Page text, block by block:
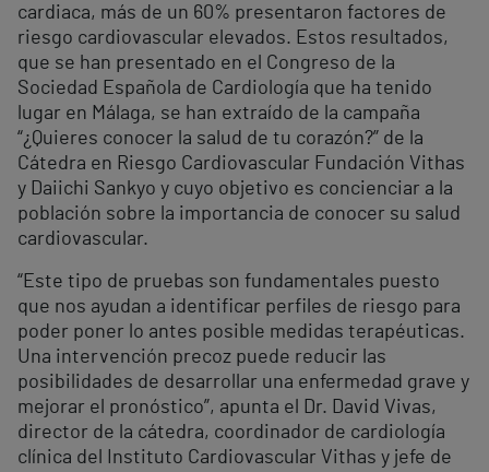
cardiaca, más de un 60% presentaron factores de
riesgo cardiovascular elevados. Estos resultados,
que se han presentado en el Congreso de la
Sociedad Española de Cardiología que ha tenido
lugar en Málaga, se han extraído de la campaña
“¿Quieres conocer la salud de tu corazón?” de la
Cátedra en Riesgo Cardiovascular Fundación Vithas
y Daiichi Sankyo y cuyo objetivo es concienciar a la
población sobre la importancia de conocer su salud
cardiovascular.
“Este tipo de pruebas son fundamentales puesto
que nos ayudan a identificar perfiles de riesgo para
poder poner lo antes posible medidas terapéuticas.
Una intervención precoz puede reducir las
posibilidades de desarrollar una enfermedad grave y
mejorar el pronóstico”, apunta el Dr. David Vivas,
director de la cátedra, coordinador de cardiología
clínica del Instituto Cardiovascular Vithas y jefe de